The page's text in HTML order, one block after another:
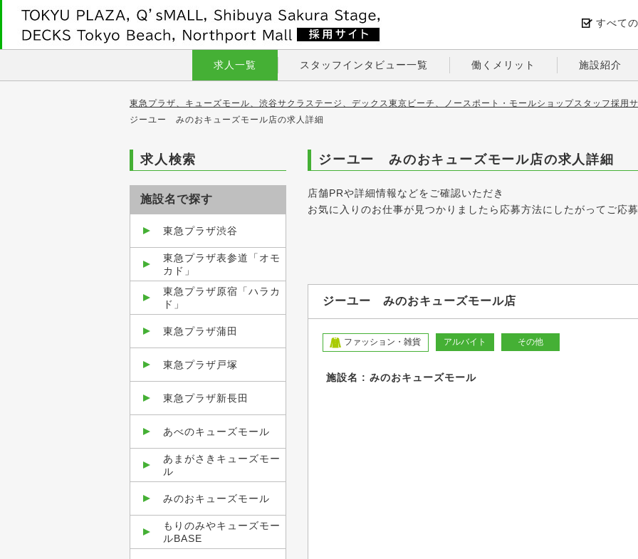
すべて
求人一覧 スタッフインタビュー一覧 働くメリット 施設紹介
東急プラザ、キューズモール、渋谷サクラステージ、デックス東京ビーチ、ノースポート・モールショップスタッフ採用
ジーユー みのおキューズモール店の求人詳細
求人検索
施設名で探す
東急プラザ渋谷
東急プラザ表参道「オモ
カド」
東急プラザ原宿「ハラカ
ド」
東急プラザ蒲田
東急プラザ戸塚
東急プラザ新長田
あべのキューズモール
あまがさきキューズモー
ル
みのおキューズモール
もりのみやキューズモー
ルBASE
ジーユー みのおキューズモール店の求人詳細
店舗PRや詳細情報などをご確認いただき
お気に入りのお仕事が見つかりましたら応募方法にしたがってご応
ジーユー みのおキューズモール店
ファッション・雑貨 アルバイト その他
施設名 : みのおキューズモール